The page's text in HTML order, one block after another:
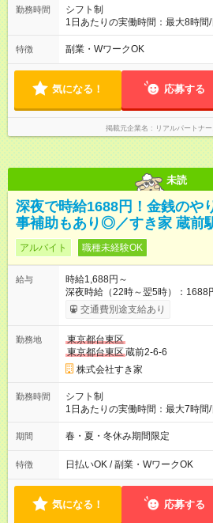
勤務時間
シフト制
1日あたりの実働時間：最大8時
30分～20時30分内のシフト制
分) ■実働時間：1日あたり3時間30分～8時間まで ■シフト例：
時30
特徴 副業・WワークOK
気になる！ 応募する
掲載元企業名 リアルパートナ
未読
深夜で時給1688円！金銭のや
事補助もあり◎／すき家 蔵前
アルバイト 職種未経験OK
給与
時給1,688円～
深夜時給（22時～翌5時）：1688円 【試用期間】試用期間あ
試用期間の長さ：1ヶ月 雇用形態
試用期間の実態は30日（※条件変
同時給）
交通費別途支給あり
勤務地
東京都台東区
東京都台東区蔵前2-6-6
株式会社すき家
勤務時間
シフト制
1日あたりの実働時間：最大7時
週2日～・1日2h～OK◎ ※22:00か
のみ勤務可能です（18歳未満の深夜業
す。 必ず、2名以上での勤務を行
す。
期間 春・夏・冬休み期間限定
特徴 日払いOK / 副業・WワークOK
気になる！ 応募する